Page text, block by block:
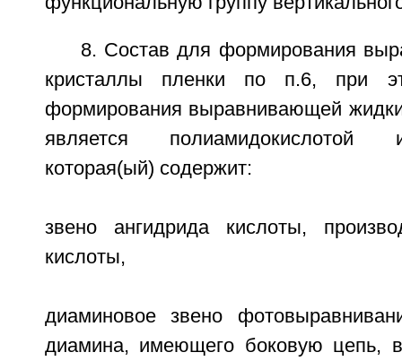
8. Состав для формирования
кристаллы пленки по п.6, при
формирования выравнивающей
является полиамидокислотой
которая(ый) содержит:
звено ангидрида кислоты,
кислоты,
диаминовое звено
диамина, имеющего боковую цепь,